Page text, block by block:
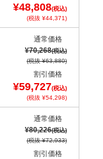
¥48,808(税込)
(税抜 ¥44,371)
通常価格
¥70,268(税込)
(税抜 ¥63,880)
割引価格
¥59,727(税込)
(税抜 ¥54,298)
通常価格
¥80,226(税込)
(税抜 ¥72,933)
割引価格